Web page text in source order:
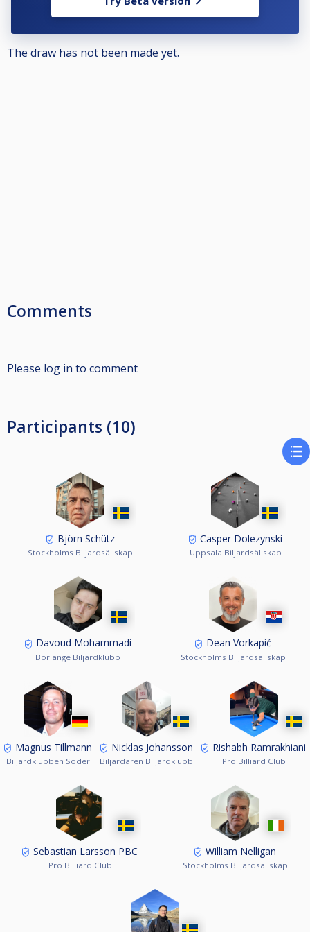
Grengemensamma tävlingsbestämmelserna på www.biljardforbundet.se
The draw has not been made yet.
Comments
Please log in to comment
Participants (10)
Björn Schütz
Stockholms Biljardsällskap
Casper Dolezynski
Uppsala Biljardsällskap
Davoud Mohammadi
Borlänge Biljardklubb
Dean Vorkapić
Stockholms Biljardsällskap
Magnus Tillmann
Biljardklubben Söder
Nicklas Johansson
Biljardären Biljardklubb
Rishabh Ramrakhiani
Pro Billiard Club
Sebastian Larsson PBC
Pro Billiard Club
William Nelligan
Stockholms Biljardsällskap